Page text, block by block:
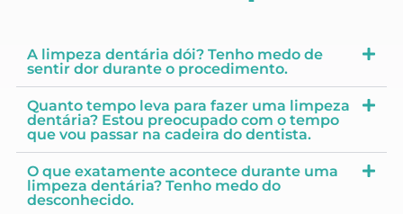
A limpeza dentária dói? Tenho medo de
sentir dor durante o procedimento.
Quanto tempo leva para fazer uma limpeza
dentária? Estou preocupado com o tempo
que vou passar na cadeira do dentista.
O que exatamente acontece durante uma
limpeza dentária? Tenho medo do
desconhecido.